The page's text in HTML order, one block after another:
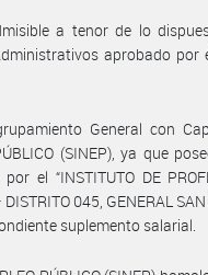
a tenor de lo
aprobado por
General con
(SINEP), ya que
el “INSTITUTO DE
045, GENERAL SAN
suplemento salarial.